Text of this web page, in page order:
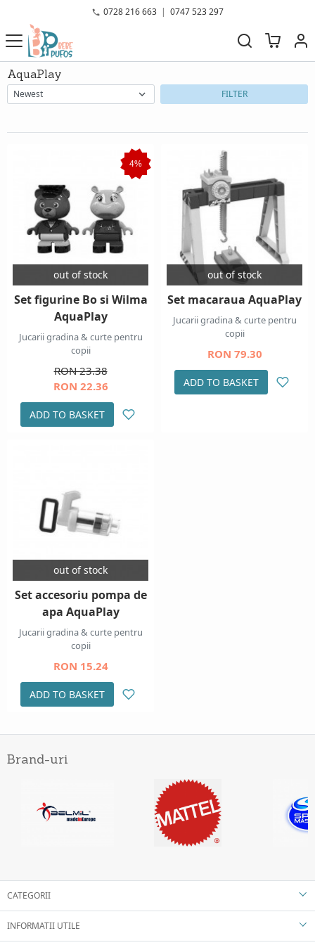
0728 216 663 | 0747 523 297
AquaPlay
FILTER
out of stock
4%
Set figurine Bo si Wilma
AquaPlay
Jucarii gradina & curte pentru
copii
RON 23.38
RON 22.36
ADD TO BASKET
out of stock
Set macaraua AquaPlay
Jucarii gradina & curte pentru
copii
RON 79.30
ADD TO BASKET
out of stock
Set accesoriu pompa de
apa AquaPlay
Jucarii gradina & curte pentru
copii
RON 15.24
ADD TO BASKET
Brand-uri
CATEGORII
INFORMATII UTILE